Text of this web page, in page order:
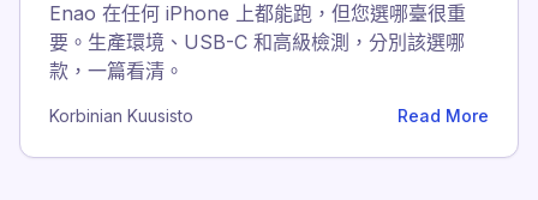
Enao 在任何 iPhone 上都能跑，但您選哪臺很重
要。生產環境、USB-C 和高級檢測，分別該選哪
款，一篇看清。
Korbinian Kuusisto Read More